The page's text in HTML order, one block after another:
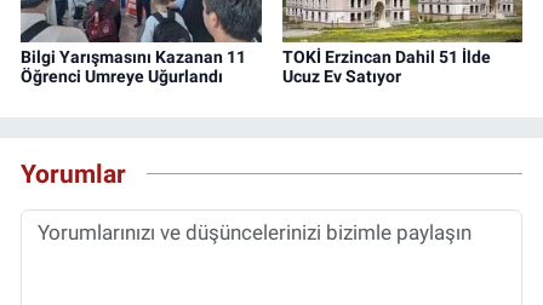
Bilgi Yarışmasını Kazanan 11
Öğrenci Umreye Uğurlandı
TOKİ Erzincan Dahil 51 İlde
Ucuz Ev Satıyor
Yorumlar